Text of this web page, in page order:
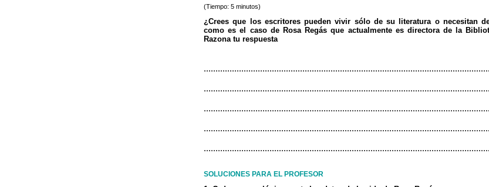
(Tiempo: 5 minutos)
¿Crees que los escritores pueden vivir sólo de su literatura o necesitan
como es el caso de Rosa Regás que actualmente es directora de la
Razona tu respuesta
SOLUCIONES PARA EL PROFESOR